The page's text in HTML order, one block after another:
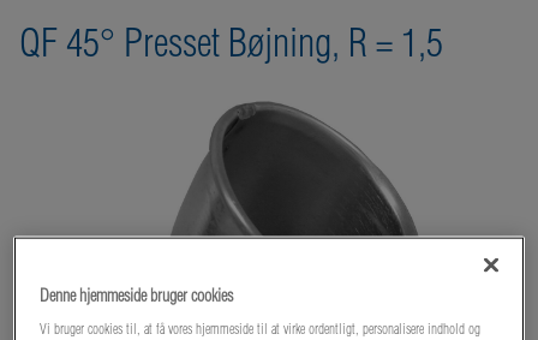
QF 45° Presset Bøjning, R = 1,5
Denne hjemmeside bruger cookies
Vi bruger cookies til, at få vores hjemmeside til at virke ordentligt, personalisere indhold og